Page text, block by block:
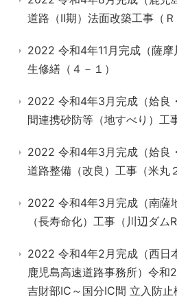
道路（Ⅱ期）法面改築工事（Ｒ
2022 令和4年11月完成（薩
生修繕（４－１）
2022 令和4年3月完成（姶良
間連携砂防等（地すべり）工
2022 令和4年3月完成（姶良
道路整備（改良）工事（米丸
2022 令和4年3月完成（南薩
（長寿命化）工事（川辺ダム
2022 令和4年2月完成（西日
鹿児島高速道路事務所）令和
吉財部IC～国分IC間 立入防止